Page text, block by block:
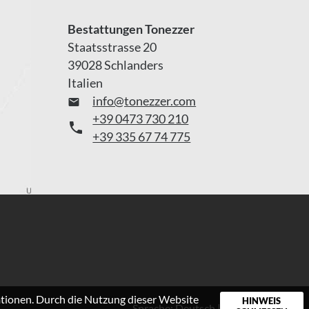
Bestattungen Tonezzer
Staatsstrasse 20
39028 Schlanders
Italien
 info@tonezzer.com

+39 0473 730 210
+39 335 67 74 775
Durch die Nutzung dieser Website
HINWEIS